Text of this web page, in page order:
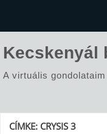
Kecskenyál
A virtuális
CÍMKE: CRYSIS 3